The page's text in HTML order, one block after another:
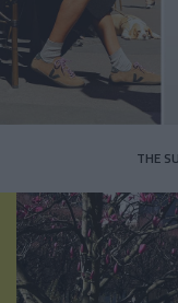
THE